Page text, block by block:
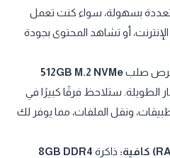
بسهولة، سواء كنت تعمل
أو تشاهد المحتوى بجودة
صلب512GB M.2 NVMe
الطويلة. ستلاحظ فرقًا كبيرًا في
ونقل الملفات، مما يوفر لك
ذاكرة 8GB DDR4